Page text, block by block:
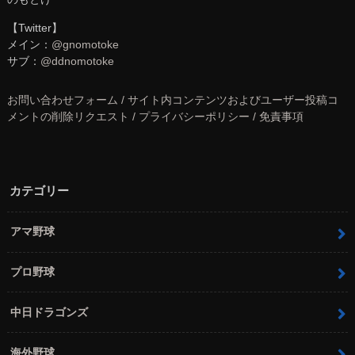
【Twitter】
メイン： @gnomotoke
サブ： @ddnomotoke
お問い合わせフォーム / サイト内コンテンツおよびユーザー投稿コ
メントの削除リクエスト / プライバシーポリシー / 免責事項
カテゴリー
アマ野球
プロ野球
中日ドラゴンズ
海外野球